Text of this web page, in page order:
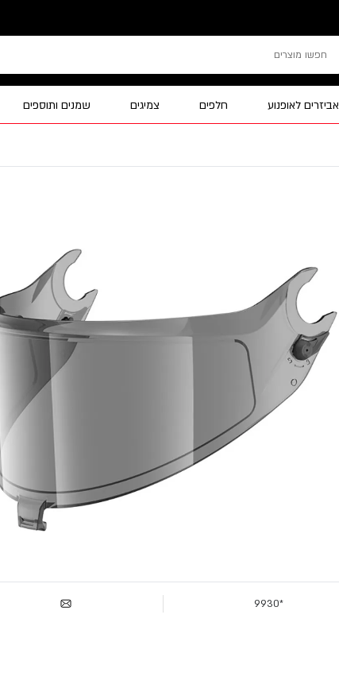
אביזרים לאופנוע חלפים צמיגים שמנים ותוספים
*9930